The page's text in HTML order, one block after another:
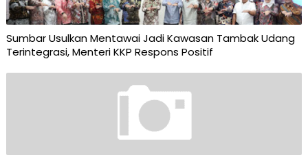
Sumbar Usulkan Mentawai Jadi Kawasan Tambak Udang
Terintegrasi, Menteri KKP Respons Positif